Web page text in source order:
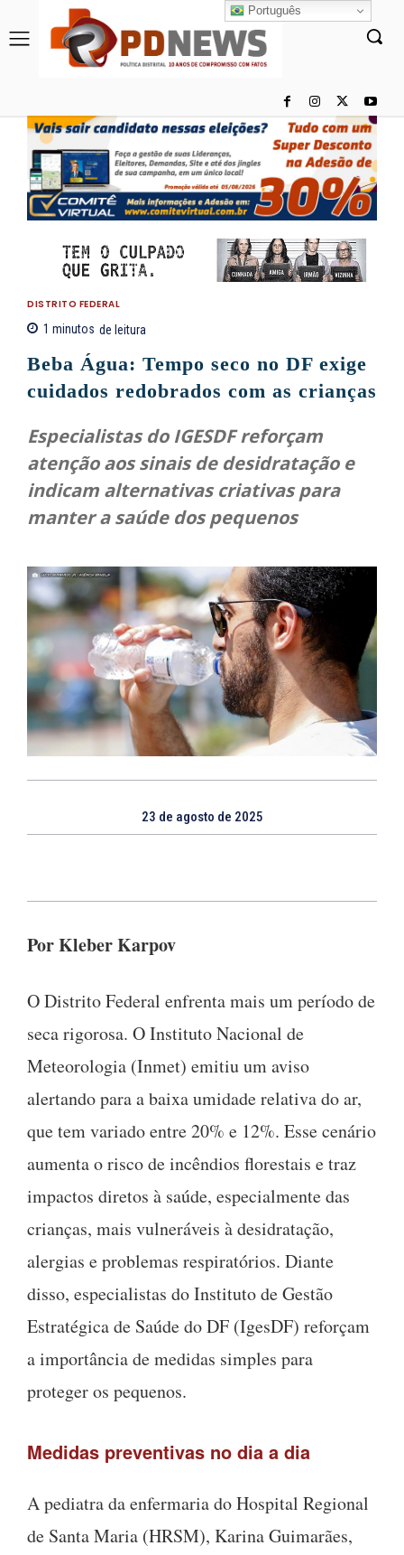
DISTRITO FEDERAL
1 minutos de leitura
Beba Água: Tempo seco no DF exige
cuidados redobrados com as crianças
Especialistas do IGESDF reforçam
atenção aos sinais de desidratação e
indicam alternativas criativas para
manter a saúde dos pequenos
23 de agosto de 2025
Por Kleber Karpov
O Distrito Federal enfrenta mais um período de
seca rigorosa. O Instituto Nacional de
Meteorologia (Inmet) emitiu um aviso
alertando para a baixa umidade relativa do ar,
que tem variado entre 20% e 12%. Esse cenário
aumenta o risco de incêndios florestais e traz
impactos diretos à saúde, especialmente das
crianças, mais vulneráveis à desidratação,
alergias e problemas respiratórios. Diante
disso, especialistas do Instituto de Gestão
Estratégica de Saúde do DF (IgesDF) reforçam
a importância de medidas simples para
proteger os pequenos.
Medidas preventivas no dia a dia
A pediatra da enfermaria do Hospital Regional
de Santa Maria (HRSM), Karina Guimarães,
Português